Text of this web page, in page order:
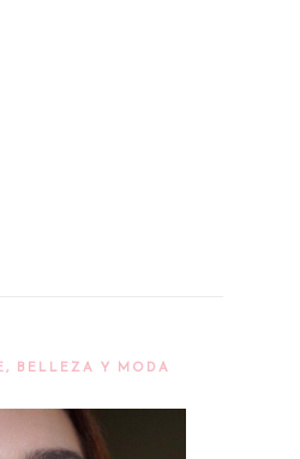
BELLEZA Y MODA